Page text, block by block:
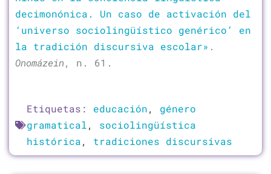
decimonónica. Un caso de activación del
‘universo sociolingüístico genérico’ en
la tradición discursiva escolar» .
Onomázein, n. 61.
Etiquetas: educación, género
gramatical, sociolingüística
histórica, tradiciones discursivas